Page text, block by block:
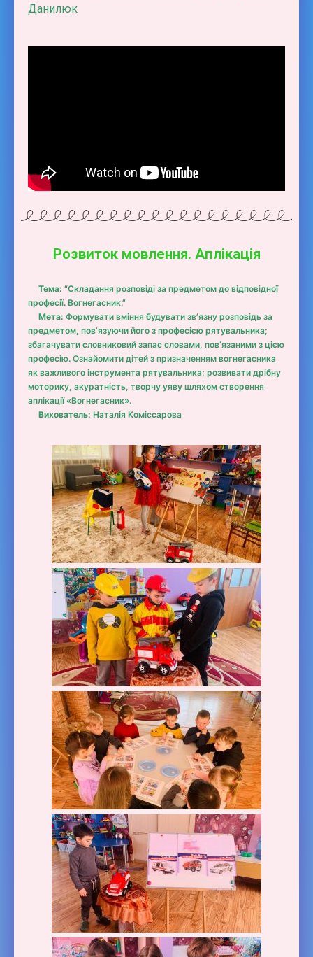
Данилюк
Розвиток мовлення. Аплікація
Тема: “Складання розповіді за предметом до відповідної
професії. Вогнегасник.”
Мета: Формувати вміння будувати зв’язну розповідь за
предметом, пов’язуючи його з професією рятувальника;
збагачувати словниковий запас словами, пов’язаними з цією
професію. Ознайомити дітей з призначенням вогнегасника
як важливого інструмента рятувальника; розвивати дрібну
моторику, акуратність, творчу уяву шляхом створення
аплікації «Вогнегасник».
Вихователь: Наталія Коміссарова